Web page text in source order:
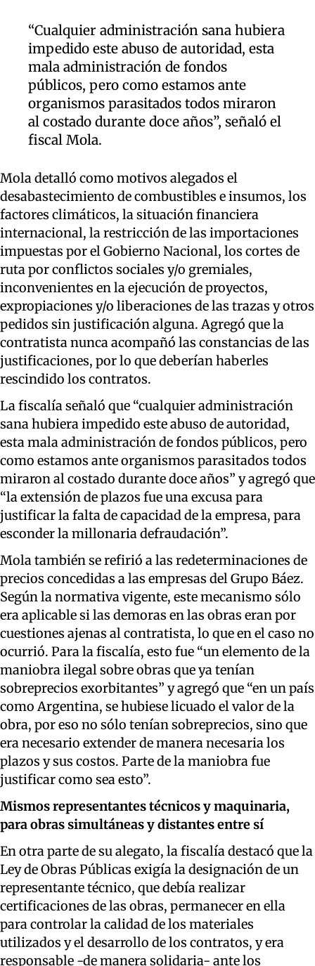
“Cualquier administración sana hubiera
impedido este abuso de autoridad, esta
mala administración de fondos
públicos, pero como estamos ante
organismos parasitados todos miraron
al costado durante doce años”, señaló el
fiscal Mola.
Mola detalló como motivos alegados el
desabastecimiento de combustibles e insumos, los
factores climáticos, la situación financiera
internacional, la restricción de las importaciones
impuestas por el Gobierno Nacional, los cortes de
ruta por conflictos sociales y/o gremiales,
inconvenientes en la ejecución de proyectos,
expropiaciones y/o liberaciones de las trazas y otros
pedidos sin justificación alguna. Agregó que la
contratista nunca acompañó las constancias de las
justificaciones, por lo que deberían haberles
rescindido los contratos.
La fiscalía señaló que “cualquier administración
sana hubiera impedido este abuso de autoridad,
esta mala administración de fondos públicos, pero
como estamos ante organismos parasitados todos
miraron al costado durante doce años” y agregó que
“la extensión de plazos fue una excusa para
justificar la falta de capacidad de la empresa, para
esconder la millonaria defraudación”.
Mola también se refirió a las redeterminaciones de
precios concedidas a las empresas del Grupo Báez.
Según la normativa vigente, este mecanismo sólo
era aplicable si las demoras en las obras eran por
cuestiones ajenas al contratista, lo que en el caso no
ocurrió. Para la fiscalía, esto fue “un elemento de la
maniobra ilegal sobre obras que ya tenían
sobreprecios exorbitantes” y agregó que “en un país
como Argentina, se hubiese licuado el valor de la
obra, por eso no sólo tenían sobreprecios, sino que
era necesario extender de manera necesaria los
plazos y sus costos. Parte de la maniobra fue
justificar como sea esto”.
Mismos representantes técnicos y maquinaria,
para obras simultáneas y distantes entre sí
En otra parte de su alegato, la fiscalía destacó que la
Ley de Obras Públicas exigía la designación de un
representante técnico, que debía realizar
certificaciones de las obras, permanecer en ella
para controlar la calidad de los materiales
utilizados y el desarrollo de los contratos, y era
responsable -de manera solidaria- ante los